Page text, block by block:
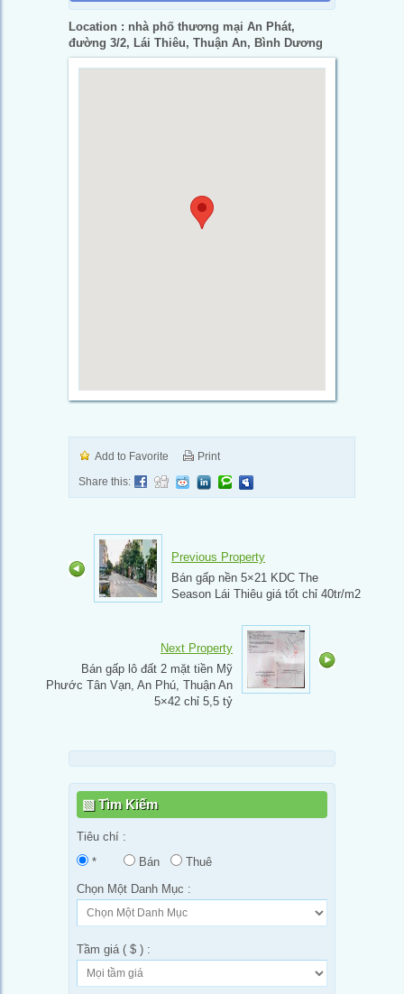
Location : nhà phố thương mại An Phát,
đường 3/2, Lái Thiêu, Thuận An, Bình Dương
Add to Favorite
Print
Share this:
Previous Property
Bán gấp nền 5×21 KDC The
Season Lái Thiêu giá tốt chỉ 40tr/m2
Next Property
Bán gấp lô đất 2 mặt tiền Mỹ
Phước Tân Vạn, An Phú, Thuận An
5×42 chỉ 5,5 tỷ
Tìm Kiếm
Tiêu chí :
*
Bán
Thuê
Chọn Một Danh Mục :
Tầm giá ( $ ) :